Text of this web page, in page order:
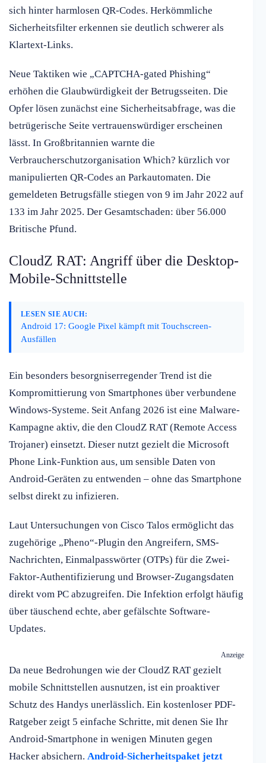
sich hinter harmlosen QR-Codes. Herkömmliche
Sicherheitsfilter erkennen sie deutlich schwerer als
Klartext-Links.
Neue Taktiken wie „CAPTCHA-gated Phishing“
erhöhen die Glaubwürdigkeit der Betrugsseiten. Die
Opfer lösen zunächst eine Sicherheitsabfrage, was die
betrügerische Seite vertrauenswürdiger erscheinen
lässt. In Großbritannien warnte die
Verbraucherschutzorganisation Which? kürzlich vor
manipulierten QR-Codes an Parkautomaten. Die
gemeldeten Betrugsfälle stiegen von 9 im Jahr 2022 auf
133 im Jahr 2025. Der Gesamtschaden: über 56.000
Britische Pfund.
CloudZ RAT: Angriff über die Desktop-
Mobile-Schnittstelle
LESEN SIE AUCH:
Android 17: Google Pixel kämpft mit Touchscreen-
Ausfällen
Ein besonders besorgniserregender Trend ist die
Kompromittierung von Smartphones über verbundene
Windows-Systeme. Seit Anfang 2026 ist eine Malware-
Kampagne aktiv, die den CloudZ RAT (Remote Access
Trojaner) einsetzt. Dieser nutzt gezielt die Microsoft
Phone Link-Funktion aus, um sensible Daten von
Android-Geräten zu entwenden – ohne das Smartphone
selbst direkt zu infizieren.
Laut Untersuchungen von Cisco Talos ermöglicht das
zugehörige „Pheno“-Plugin den Angreifern, SMS-
Nachrichten, Einmalpasswörter (OTPs) für die Zwei-
Faktor-Authentifizierung und Browser-Zugangsdaten
direkt vom PC abzugreifen. Die Infektion erfolgt häufig
über täuschend echte, aber gefälschte Software-
Updates.
Anzeige
Da neue Bedrohungen wie der CloudZ RAT gezielt
mobile Schnittstellen ausnutzen, ist ein proaktiver
Schutz des Handys unerlässlich. Ein kostenloser PDF-
Ratgeber zeigt 5 einfache Schritte, mit denen Sie Ihr
Android-Smartphone in wenigen Minuten gegen
Hacker absichern. Android-Sicherheitspaket jetzt